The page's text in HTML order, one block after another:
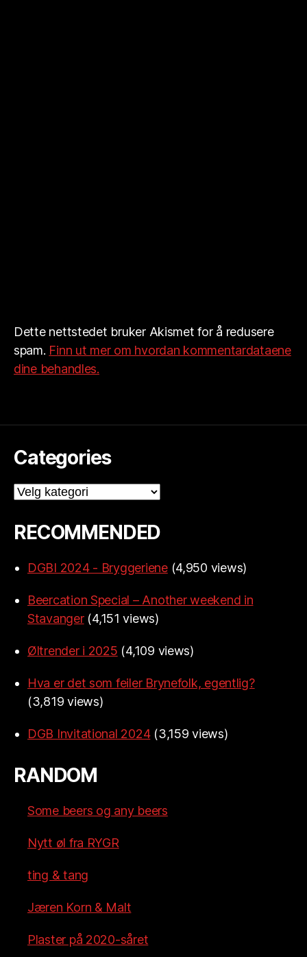
Dette nettstedet bruker Akismet for å redusere
spam. Finn ut mer om hvordan kommentardataene
dine behandles.
Categories
Categories
RECOMMENDED
DGBI 2024 - Bryggeriene (4,950 views)
Beercation Special – Another weekend in
Stavanger (4,151 views)
Øltrender i 2025 (4,109 views)
Hva er det som feiler Brynefolk, egentlig?
(3,819 views)
DGB Invitational 2024 (3,159 views)
RANDOM
Some beers og any beers
Nytt øl fra RYGR
ting & tang
Jæren Korn & Malt
Plaster på 2020-såret